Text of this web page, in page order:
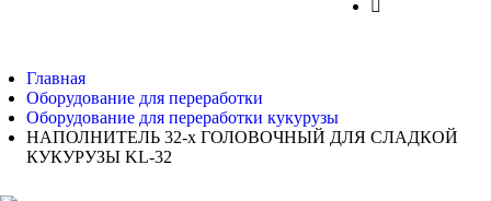
Главная
Оборудование для переработки
Оборудование для переработки кукурузы
НАПОЛНИТЕЛЬ 32-х ГОЛОВОЧНЫЙ ДЛЯ СЛАДКОЙ
КУКУРУЗЫ KL-32